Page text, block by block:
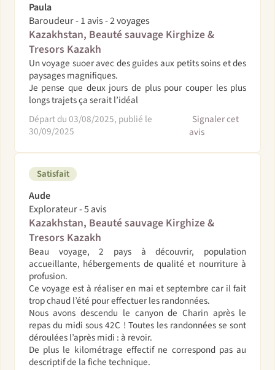
Paula
Baroudeur - 1 avis - 2 voyages
Kazakhstan, Beauté sauvage Kirghize &
Tresors Kazakh
Un voyage suoer avec des guides aux petits soins et des
paysages magnifiques.
Je pense que deux jours de plus pour couper les plus
longs trajets ça serait l’idéal
Départ du 03/08/2025, publié le
30/09/2025
Signaler cet
avis
Satisfait
Aude
Explorateur - 5 avis
Kazakhstan, Beauté sauvage Kirghize &
Tresors Kazakh
Beau voyage, 2 pays à découvrir, population
accueillante, hébergements de qualité et nourriture à
profusion.
Ce voyage est à réaliser en mai et septembre car il fait
trop chaud l’été pour effectuer les randonnées.
Nous avons descendu le canyon de Charin après le
repas du midi sous 42C ! Toutes les randonnées se sont
déroulées l’après midi : à revoir.
De plus le kilométrage effectif ne correspond pas au
descriptif de la fiche technique.